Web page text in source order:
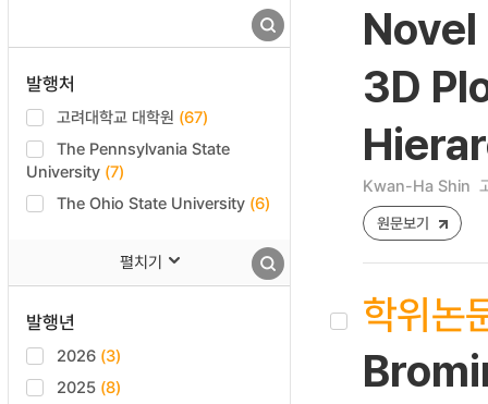
발행처
고려대학교 대학원 (67)
The Pennsylvania State
University (7)
The Ohio State University (6)
펼치기
발행년
2026 (3)
2025 (8)
3D
Kwan-Ha Shin
원문보기
학위논